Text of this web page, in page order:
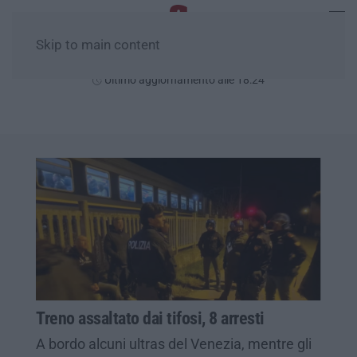
Skip to main content
Ultimo aggiornamento alle 18:24
Treno assaltato dai tifosi, 8 arresti
A bordo alcuni ultras del Venezia, mentre gli